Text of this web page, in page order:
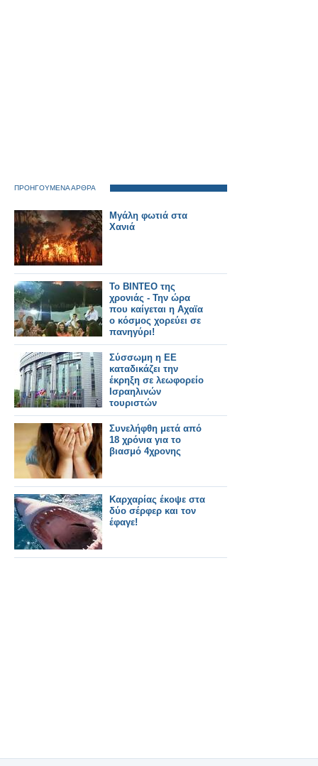
ΠΡΟΗΓΟΥΜΕΝΑ ΑΡΘΡΑ
Μγάλη φωτιά στα
Χανιά
Το BINTEO της
χρονιάς - Την ώρα
που καίγεται η Αχαϊα
ο κόσμος χορεύει σε
πανηγύρι!
Σύσσωμη η ΕΕ
καταδικάζει την
έκρηξη σε λεωφορείο
Ισραηλινών
τουριστών
Συνελήφθη μετά από
18 χρόνια για το
βιασμό 4χρονης
Καρχαρίας έκοψε στα
δύο σέρφερ και τον
έφαγε!